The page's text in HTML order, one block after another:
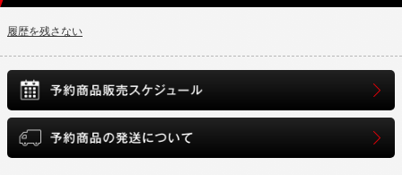
履歴を残さない